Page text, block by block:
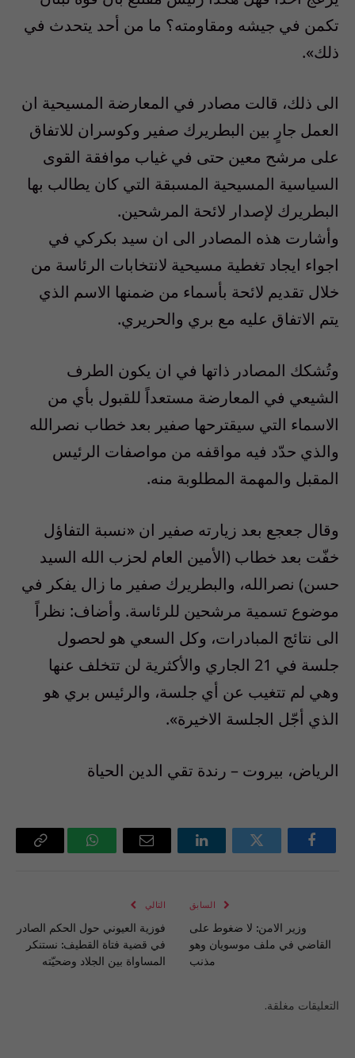
تكمن في جيشه ومقاومته؟ ما من أحد يتحدث في
ذلك».
الى ذلك، قالت مصادر في المعارضة المسيحية ان
العمل جارٍ بين البطريرك صفير وكوسران للاتفاق
على مرشح معين حتى في غياب موافقة القوى
السياسية المسيحية المسبقة التي كان يطالب بها
البطريرك لإصدار لائحة المرشحين.
وأشارت هذه المصادر الى ان سيد بكركي في
اجواء ايجاد تغطية مسيحية لانتخابات الرئاسة من
خلال تقديم لائحة بأسماء من ضمنها الاسم الذي
يتم الاتفاق عليه مع بري والحريري.
وتُشكك المصادر ذاتها في ان يكون الطرف
الشيعي في المعارضة مستعداً للقبول بأي من
الاسماء التي سيقترحها صفير بعد خطاب نصرالله
والذي حدّد فيه مواقفه من مواصفات الرئيس
المقبل والمهمة المطلوبة منه.
وقال جعجع بعد زيارته صفير ان «نسبة التفاؤل
خفّت بعد خطاب (الأمين العام لحزب الله السيد
حسن) نصرالله، والبطريرك صفير ما زال يفكر في
موضوع تسمية مرشحين للرئاسة. وأضاف: نظراً
الى نتائج المبادرات، وكل السعي هو لحصول
جلسة في 21 الجاري والأكثرية لن تتخلف عنها
وهي لم تتغيب عن أي جلسة، والرئيس بري هو
الذي أجّل الجلسة الاخيرة».
الرياض، بيروت – رندة تقي الدين الحياة
فيسبوك تويتر لينكدإن
البريد
واتساب Copy
السابق
وزير الامن: لا ضغوط على
القاضي في ملف موسويان وهو
مذنب
التالي
فوزية العيوني حول الحكم الصادر
في قضية فتاة القطيف: نستنكر
المساواة بين الجلاد وضحيّته
التعليقات مغلقة.